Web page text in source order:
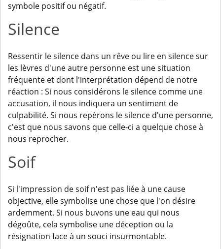
symbole positif ou négatif.
Silence
Ressentir le silence dans un rêve ou lire en silence sur
les lèvres d'une autre personne est une situation
fréquente et dont l'interprétation dépend de notre
réaction : Si nous considérons le silence comme une
accusation, il nous indiquera un sentiment de
culpabilité. Si nous repérons le silence d'une personne,
c'est que nous savons que celle-ci a quelque chose à
nous reprocher.
Soif
Si l'impression de soif n'est pas liée à une cause
objective, elle symbolise une chose que l'on désire
ardemment. Si nous buvons une eau qui nous
dégoûte, cela symbolise une déception ou la
résignation face à un souci insurmontable.